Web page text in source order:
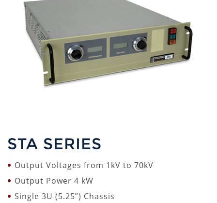
STA SERIES
Output Voltages from 1kV to 70kV
Output Power 4 kW
Single 3U (5.25”) Chassis